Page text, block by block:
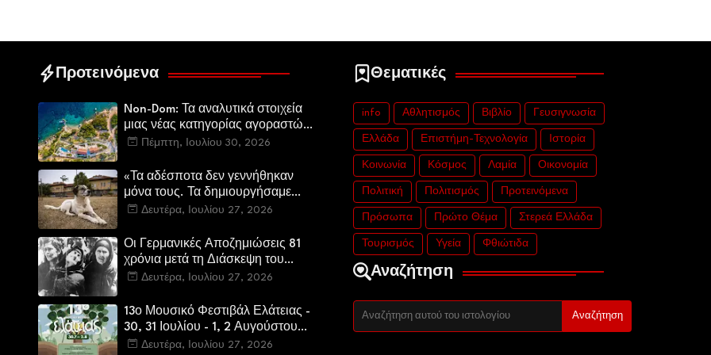
Προτεινόμενα
Non-Dom: Τα αναλυτικά στοιχεία
μιας νέας κατηγορίας αγοραστών
στην ελληνική αγορά πολυτελών
Πέμπτη, Ιουλίου 30, 2026
«Τα αδέσποτα δεν γεννήθηκαν
μόνα τους. Τα δημιουργήσαμε
εμείς.»
Δευτέρα, Ιουλίου 27, 2026
Οι Γερμανικές Αποζημιώσεις 81
χρόνια μετά τη Διάσκεψη του
Πότσνταμ
Δευτέρα, Ιουλίου 27, 2026
13ο Μουσικό Φεστιβάλ Ελάτειας -
30, 31 Ιουλίου - 1, 2 Αυγούστου
2026Δευτέρα, Ιουλίου 27, 2026
Θεματικές
info Αθλητισμός Βιβλίο Γευσιγνωσία
Ελλάδα Επιστήμη-Τεχνολογία Ιστορία
Κοινωνία Κόσμος Λαμία Οικονομία
Πολιτική Πολιτισμός Προτεινόμενα
Πρόσωπα Πρώτο Θέμα Στερεά Ελλάδα
Τουρισμός Υγεία Φθιώτιδα
Αναζήτηση